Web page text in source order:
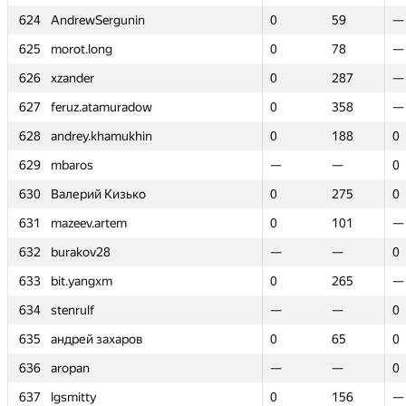
624
AndrewSergunin 0 59
—
625
morot.long 0 78
—
626
xzander 0 287
—
627
feruz.atamuradow 0 358
—
628
andrey.khamukhin 0 188
0
629
mbaros — —
0
630
Валерий Кизько 0 275
0
631
mazeev.artem 0 101
—
632
burakov28 — —
0
633
bit.yangxm 0 265
—
634
stenrulf — —
0
635
андрей захаров 0 65
0
636
aropan — —
0
637
lgsmitty 0 156
—
624
AndrewSergunin 0 59
—
625
morot.long 0 78
—
626
xzander 0 287
—
627
feruz.atamuradow 0 358
—
628
andrey.khamukhin 0 188
0
629
mbaros — —
0
630
Валерий Кизько 0 275
0
631
mazeev.artem 0 101
—
632
burakov28 — —
0
633
bit.yangxm 0 265
—
634
stenrulf — —
0
635
андрей захаров 0 65
0
636
aropan — —
0
637
lgsmitty 0 156
—